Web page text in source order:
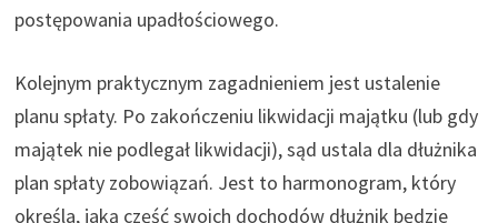
postępowania upadłościowego.
Kolejnym praktycznym zagadnieniem jest ustalenie
planu spłaty. Po zakończeniu likwidacji majątku (lub gdy
majątek nie podlegał likwidacji), sąd ustala dla dłużnika
plan spłaty zobowiązań. Jest to harmonogram, który
określa, jaką część swoich dochodów dłużnik będzie